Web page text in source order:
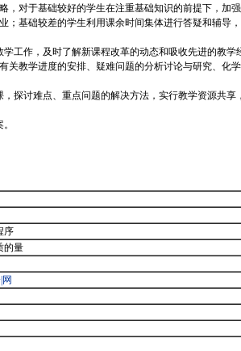
，对于基础较好的学生在注重基础知识的前提下，加
；基础较差的学生利用课余时间集体进行答疑和辅导
工作，及时了解新课程改革的动态和吸收先进的教学
关教学进度的安排、疑难问题的分析讨论与研究、化
探讨难点、重点问题的解决方法，实行教学资源共享
序
的量